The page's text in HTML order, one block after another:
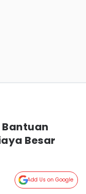
Bantuan
Besar
Add Us on Google